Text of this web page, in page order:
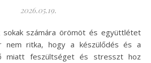
2026.05.19.
nem ritka, hogy a készülődés és a
miatt feszültséget és stresszt hoz